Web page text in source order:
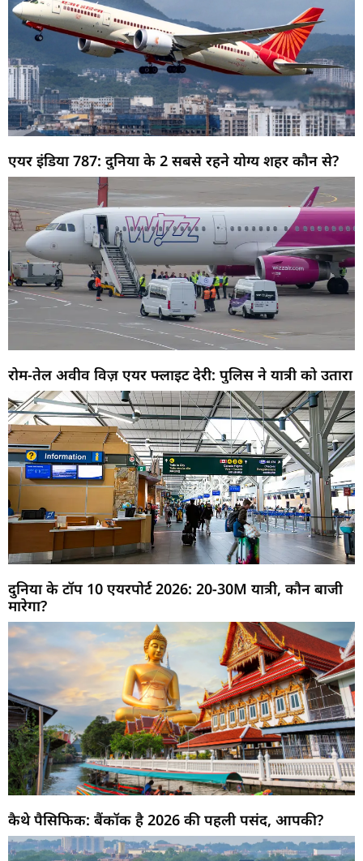
एयर इंडिया 787: दुनिया के 2 सबसे रहने योग्य शहर कौन से?
रोम-तेल अवीव विज़ एयर फ्लाइट देरी: पुलिस ने यात्री को उतारा
दुनिया के टॉप 10 एयरपोर्ट 2026: 20-30M यात्री, कौन बाजी
मारेगा?
कैथे पैसिफिक: बैंकॉक है 2026 की पहली पसंद, आपकी?